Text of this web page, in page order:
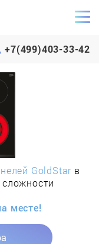
+7(499)403-33-42
GoldStar в
месте!